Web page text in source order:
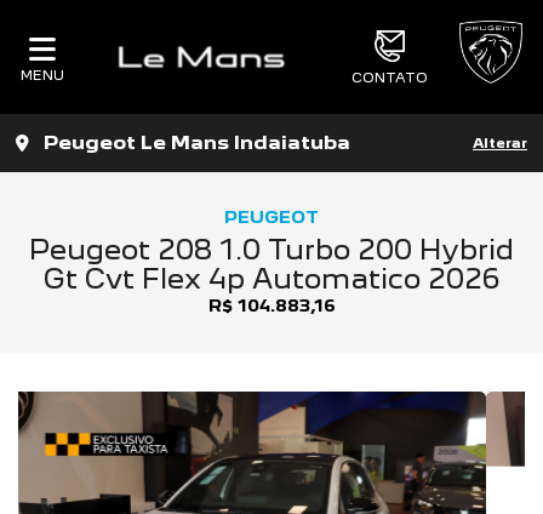
MENU CONTATO
Peugeot Le Mans Indaiatuba Alterar
PEUGEOT
Peugeot 208 1.0 Turbo 200 Hybrid
Gt Cvt Flex 4p Automatico 2026
R$ 104.883,16